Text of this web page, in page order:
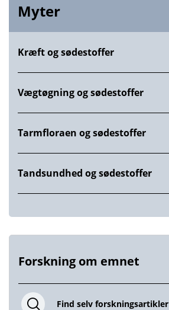
Myter
Kræft og sødestoffer
Vægtøgning og sødestoffer
Tarmfloraen og sødestoffer
Tandsundhed og sødestoffer
Forskning om emnet
Find selv forskningsartikler